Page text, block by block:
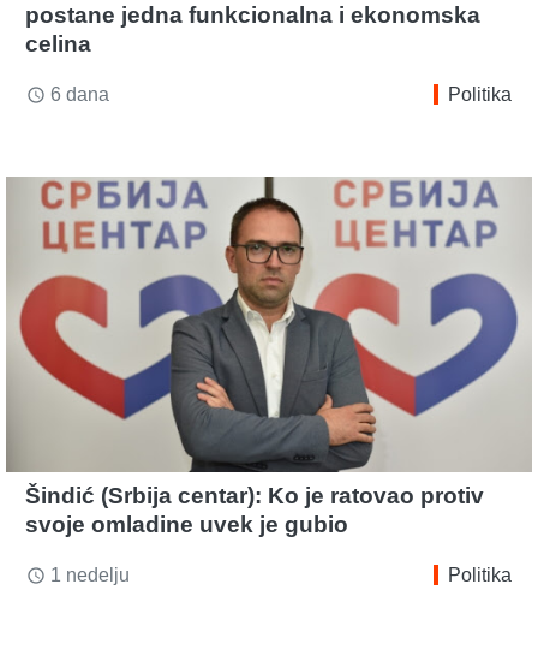
postane jedna funkcionalna i ekonomska
celina
access_time 6 dana Politika
Šindić (Srbija centar): Ko je ratovao protiv
svoje omladine uvek je gubio
access_time 1 nedelju Politika